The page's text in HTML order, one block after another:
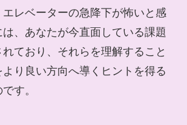
レベーターの急降下が怖いと感
は、あなたが今直面している課題
ており、それらを理解すること
り良い方向へ導くヒントを得る
す。